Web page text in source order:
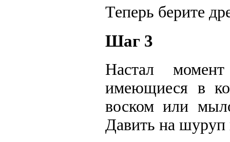
Теперь берите
Шаг 3
Настал
имеющиеся в
воском или
Давить на